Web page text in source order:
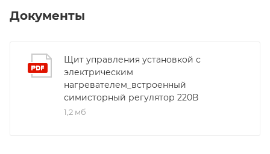
Документы
Щит управления установкой с
электрическим
нагревателем_встроенный
симисторный регулятор 220В
1,2 мб